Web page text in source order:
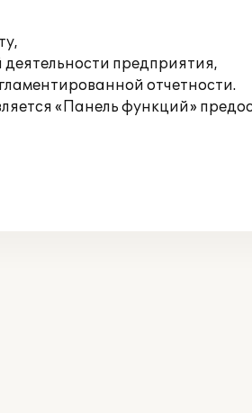
предприятия,
отчетности.
«Панель функций»